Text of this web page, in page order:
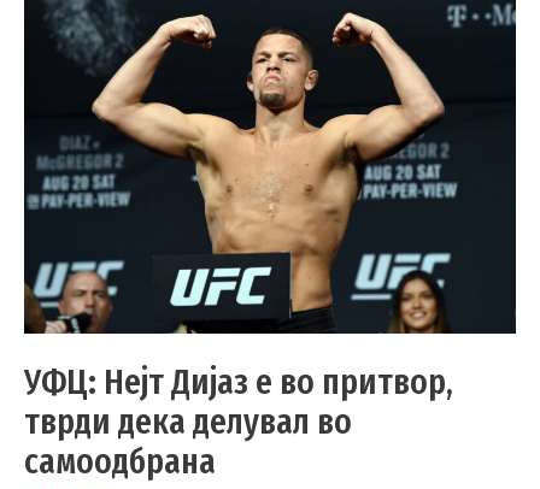
УФЦ: Нејт Дијаз е во притвор,
тврди дека делувал во
самоодбрана